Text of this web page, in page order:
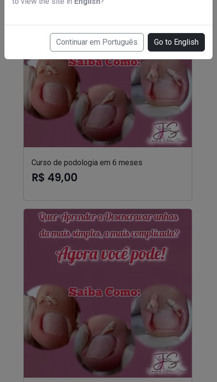
Continuar em Português Go to English
Curso de podologia em 6 meses
R$ 49,00